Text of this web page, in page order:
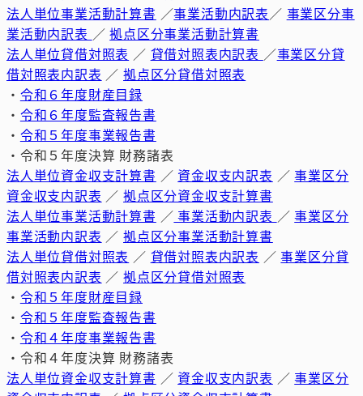
法人単位事業活動計算書 ／事業活動内訳表／ 事業区分事
業活動内訳表 ／拠点区分事業活動計算書
法人単位貸借対照表 ／ 貸借対照表内訳表 ／事業区分貸
借対照表内訳表 ／拠点区分貸借対照表
・ 令和６年度財産目録
・ 令和６年度監査報告書
・ 令和５年度事業報告書
・令和５年度決算 財務諸表
法人単位資金収支計算書 ／ 資金収支内訳表 ／事業区分
資金収支内訳表 ／拠点区分資金収支計算書
法人単位事業活動計算書 ／ 事業活動内訳表 ／事業区分
事業活動内訳表 ／拠点区分事業活動計算書
法人単位貸借対照表 ／ 貸借対照表内訳表 ／事業区分貸
借対照表内訳表 ／拠点区分貸借対照表
・ 令和５年度財産目録
・ 令和５年度監査報告書
・ 令和４年度事業報告書
・令和４年度決算 財務諸表
法人単位資金収支計算書 ／ 資金収支内訳表 ／事業区分